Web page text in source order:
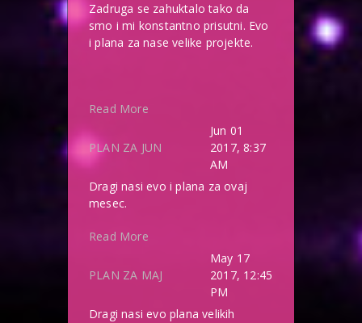
Zadruga se zahuktalo tako da
smo i mi konstantno prisutni. Evo
i plana za nase velike projekte.
Read More
PLAN ZA JUN
Jun 01
2017, 8:37
AM
Dragi nasi evo i plana za ovaj
mesec.
Read More
PLAN ZA MAJ
May 17
2017, 12:45
PM
Dragi nasi evo plana velikih